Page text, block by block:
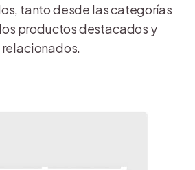
tanto desde las categorías
productos destacados y
relacionados.